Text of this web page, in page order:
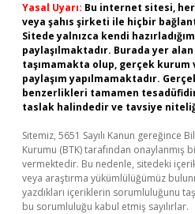
Yasal Uyarı: Bu internet sitesi,
veya şahıs şirketi ile hiçbir
Sitede yalnızca kendi
paylaşılmaktadır. Burada yer
taşımamakta olup, gerçek kurum
paylaşım yapılmamaktadır.
benzerlikleri tamamen
taslak halindedir ve tavsiye
Sitemiz, 5651 Sayılı Kanun gereğince
Kurumu (BTK) tarafından onaylanmış
vermektedir. Bu nedenle, sitedeki
veya araştırma yükümlülüğümüz
yazdıkları içeriklerin sorumluluğunu
bu sorumluluğu kabul etmiş sayılırlar.